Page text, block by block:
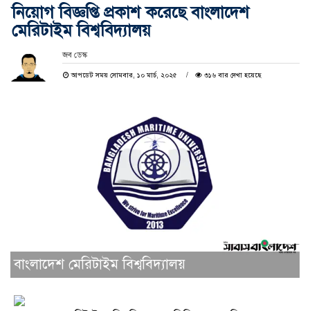
নিয়োগ বিজ্ঞপ্তি প্রকাশ করেছে বাংলাদেশ
মেরিটাইম বিশ্ববিদ্যালয়
জব ডেস্ক
আপডেট সময় সোমবার, ১০ মার্চ, ২০২৫ ৩১৬ বার দেখা হয়েছে
বাংলাদেশ মেরিটাইম বিশ্ববিদ্যালয়